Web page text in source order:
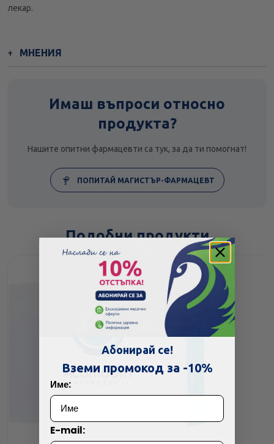
лекар.
МНЕНИЯ
Имаш въпроси относно
продукта?
Нашите опитни фармацевти са тук, за да ти помогнат!
ПОПИТАЙ МАГИСТЪР-ФАРМАЦЕВТ
Подобни продукти
Абонирай се!
Вземи промокод за -10%
Име:
E-mail: